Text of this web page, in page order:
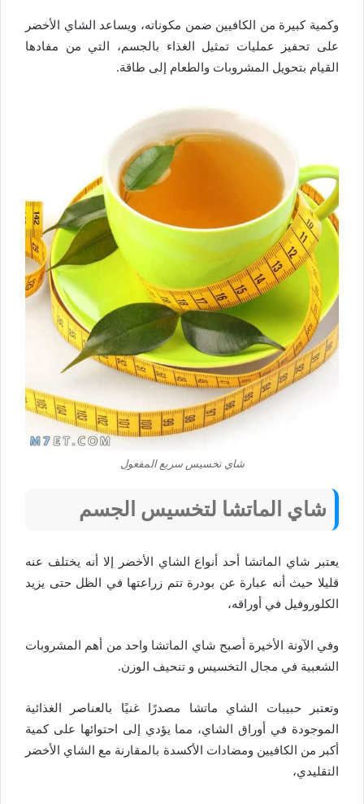
وكمية كبيرة من الكافيين ضمن مكوناته، ويساعد الشاي الأخضر
على تحفيز عمليات تمثيل الغذاء بالجسم، التي من مفادها
القيام بتحويل المشروبات والطعام إلى طاقة.
شاي تخسيس سريع المفعول
شاي الماتشا لتخسيس الجسم
يعتبر شاي الماتشا أحد أنواع الشاي الأخضر إلا أنه يختلف عنه
قليلا حيث أنه عبارة عن بودرة تتم زراعتها في الظل حتى يزيد
الكلوروفيل في أوراقه،
وفي الآونة الأخيرة أصبح شاي الماتشا واحد من أهم المشروبات
الشعبية في مجال التخسيس و تنحيف الوزن.
وتعتبر حبيبات الشاي ماتشا مصدرًا غنيًا بالعناصر الغذائية
الموجودة في أوراق الشاي، مما يؤدي إلى احتوائها على كمية
أكبر من الكافيين ومضادات الأكسدة بالمقارنة مع الشاي الأخضر
التقليدي،